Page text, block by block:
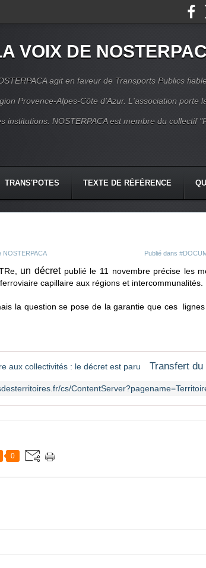
VOIX DE
agit en faveur de Transports Publics
Provence-Alpes-Côte d'Azur. L'association porte
institutions. NOSTERPACA est membre du collectif
TRANS'POTES TEXTE DE RÉFÉRENCE
NOSTERPACA Publié dans
un décret publié le 11 novembre précise les
capillaire aux régions et intercommunalités.
la question se pose de la garantie que ces
0